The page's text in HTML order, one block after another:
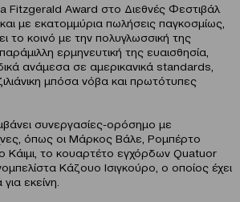
Fitzgerald Award στο Διεθνές Φεστιβάλ
με εκατομμύρια πωλήσεις παγκοσμίως,
το κοινό με την πολυγλωσσική της
ερμηνευτική της ευαισθησία,
ανάμεσα σε αμερικανικά standards,
μπόσα νόβα και πρωτότυπες
συνεργασίες-ορόσημο με
όπως οι Μάρκος Βάλε, Ρομπέρτο
Κάιμι, το κουαρτέτο εγχόρδων Quatuor
Κάζουο Ισιγκούρο, ο οποίος έχει
εκείνη.